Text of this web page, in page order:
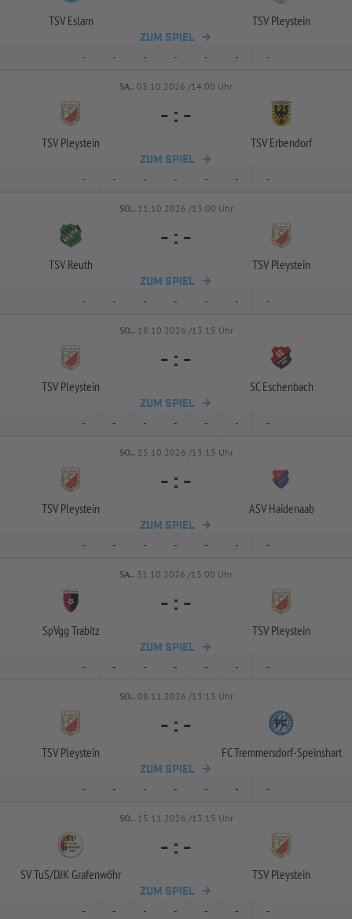
TSV Eslarn TSV Pleystein
ZUM SPIEL
- - - - - - -
SA.. 03.10.2026 /14:00 Uhr
TSV Pleystein
- : -
TSV Erbendorf
ZUM SPIEL
- - - - - - -
SO.. 11.10.2026 /13:00 Uhr
TSV Reuth
- : -
TSV Pleystein
ZUM SPIEL
- - - - - - -
SO.. 18.10.2026 /13:15 Uhr
TSV Pleystein
- : -
SC Eschenbach
ZUM SPIEL
- - - - - - -
SO.. 25.10.2026 /13:15 Uhr
TSV Pleystein
- : -
ASV Haidenaab
ZUM SPIEL
- - - - - - -
SA.. 31.10.2026 /13:00 Uhr
SpVgg Trabitz
- : -
TSV Pleystein
ZUM SPIEL
- - - - - - -
SO.. 08.11.2026 /13:15 Uhr
TSV Pleystein
- : -
FC Tremmersdorf-Speinshart
ZUM SPIEL
- - - - - - -
SO.. 15.11.2026 /13:15 Uhr
SV TuS/DJK Grafenwöhr
- : -
TSV Pleystein
ZUM SPIEL
- - - - - - -